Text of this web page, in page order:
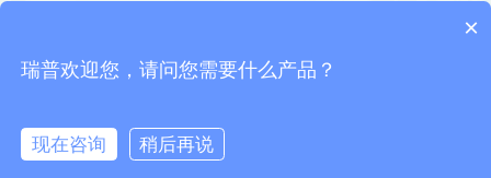
 
×
瑞普欢迎您，请问您需要什么产品？
现在咨询 稍后再说